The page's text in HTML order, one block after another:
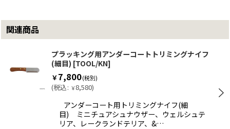
関連商品
プラッキング用アンダーコートトリミングナイフ
(細目) [TOOL/KN]
￥7,800(税別)
(税込: ￥8,580)
アンダーコート用トリミングナイフ(細
目) ミニチュアシュナウザー、ウェルシュテ
リア、レークランドテリア、&…